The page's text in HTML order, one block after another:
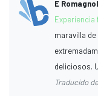
E
Experiencia
maravilla
deliciosos.
Traducido